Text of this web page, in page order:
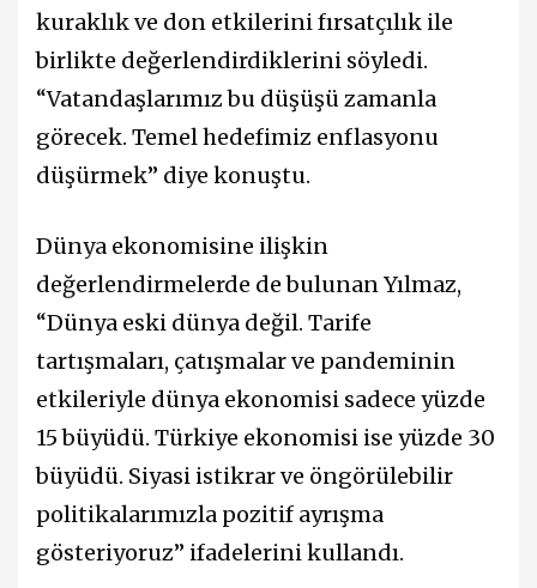
kuraklık ve don etkilerini fırsatçılık ile
birlikte değerlendirdiklerini söyledi.
“Vatandaşlarımız bu düşüşü zamanla
görecek. Temel hedefimiz enflasyonu
düşürmek” diye konuştu.
Dünya ekonomisine ilişkin
değerlendirmelerde de bulunan Yılmaz,
“Dünya eski dünya değil. Tarife
tartışmaları, çatışmalar ve pandeminin
etkileriyle dünya ekonomisi sadece yüzde
15 büyüdü. Türkiye ekonomisi ise yüzde 30
büyüdü. Siyasi istikrar ve öngörülebilir
politikalarımızla pozitif ayrışma
gösteriyoruz” ifadelerini kullandı.